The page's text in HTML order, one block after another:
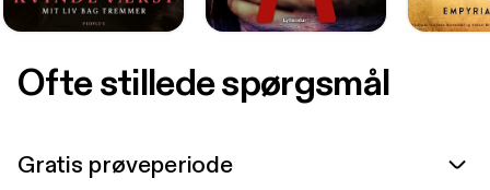
Ofte stillede spørgsmål
Gratis prøveperiode